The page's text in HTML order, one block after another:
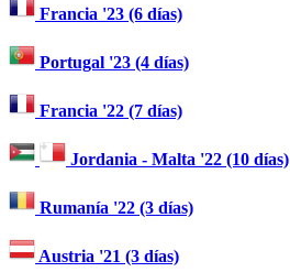
Francia '23 (6 días)
Portugal '23 (4 días)
Francia '22 (7 días)
Jordania - Malta '22 (10 días)
Rumanía '22 (3 días)
Austria '21 (3 días)